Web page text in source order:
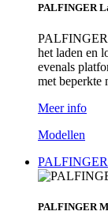
PALFINGER
PALFINGER
het laden en
evenals
met beperkte
Meer info
Modellen
PALFINGER
PALFINGER